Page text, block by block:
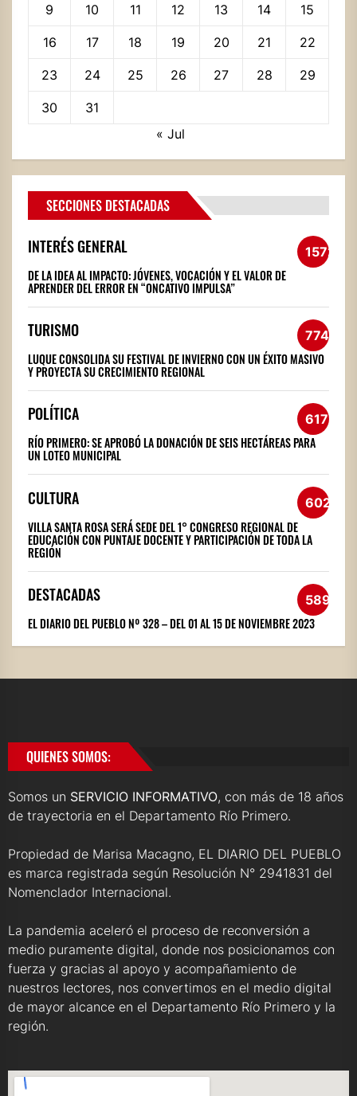
9 10 11 12 13 14 15
16 17 18 19 20 21 22
23 24 25 26 27 28 29
30
31
« Jul
SECCIONES DESTACADAS
INTERÉS GENERAL 1572
DE LA IDEA AL IMPACTO: JÓVENES, VOCACIÓN Y EL VALOR DE
APRENDER DEL ERROR EN “ONCATIVO IMPULSA”
TURISMO 774
LUQUE CONSOLIDA SU FESTIVAL DE INVIERNO CON UN ÉXITO MASIVO
Y PROYECTA SU CRECIMIENTO REGIONAL
POLÍTICA 617
RÍO PRIMERO: SE APROBÓ LA DONACIÓN DE SEIS HECTÁREAS PARA
UN LOTEO MUNICIPAL
CULTURA 602
VILLA SANTA ROSA SERÁ SEDE DEL 1° CONGRESO REGIONAL DE
EDUCACIÓN CON PUNTAJE DOCENTE Y PARTICIPACIÓN DE TODA LA
REGIÓN
DESTACADAS 589
EL DIARIO DEL PUEBLO Nº 328 – DEL 01 AL 15 DE NOVIEMBRE 2023
QUIENES SOMOS:
Somos un SERVICIO INFORMATIVO, con más de 18 años
de trayectoria en el Departamento Río Primero.
Propiedad de Marisa Macagno, EL DIARIO DEL PUEBLO
es marca registrada según Resolución N° 2941831 del
Nomenclador Internacional.
La pandemia aceleró el proceso de reconversión a
medio puramente digital, donde nos posicionamos con
fuerza y gracias al apoyo y acompañamiento de
nuestros lectores, nos convertimos en el medio digital
de mayor alcance en el Departamento Río Primero y la
región.